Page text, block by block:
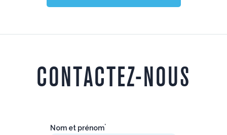
CONTACTEZ-NOUS
Nom et prénom*